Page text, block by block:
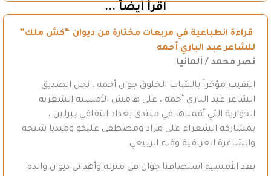
اقرأ أيضاً ...
قراءة انطباعية في مربعات مختارة من ديوان “كش ملك”
للشاعر عبد الباري أحمه
نصر محمد / ألمانيا
التقيت مؤخراً بالشاب الخلوق جوان أحمه ، نجل الصديق
الشاعر عبد الباري أحمه ، على هامش الأمسية الشعرية
الحوارية التي أقمناها في منتدى بغداد الثقافي ببرلين ،
بمشاركة الشعراء علي مراد ومصطفى عليكو وميديا شيخة
والشاعرة العراقية وفاء الربيعي .
بعد الأمسية استضافنا جوان في منزله وأهداني ديوان والده